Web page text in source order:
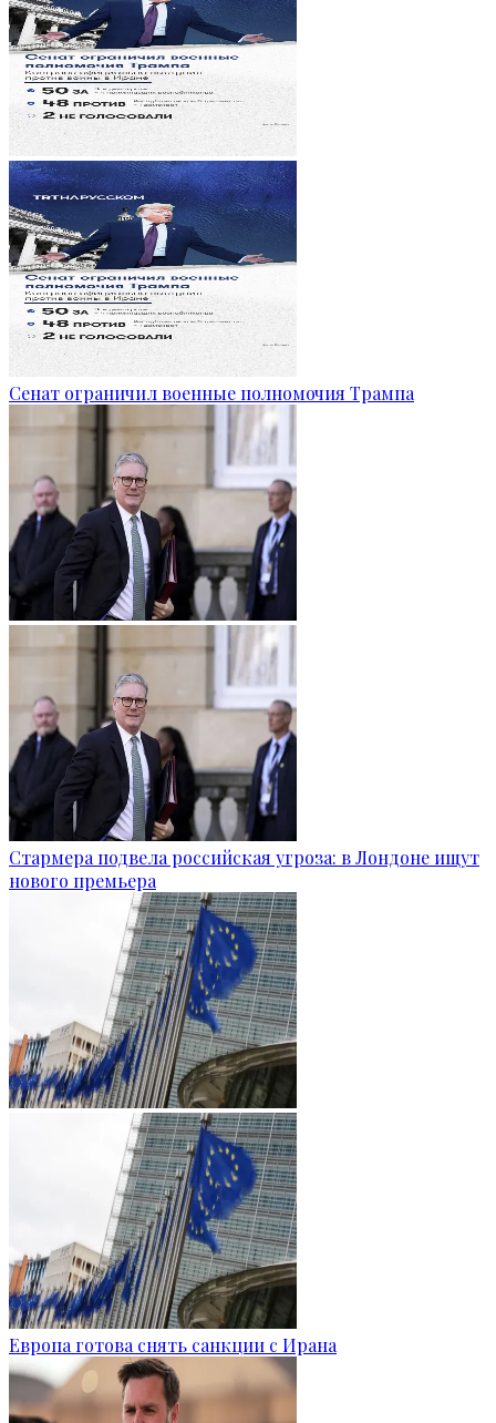
Сенат ограничил военные полномочия Трампа
Стармера подвела российская угроза: в Лондоне ищут
нового премьера
Европа готова снять санкции с Ирана